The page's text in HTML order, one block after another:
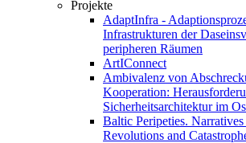
Projekte
AdaptInfra -
Infrastrukturen der
peripheren Räumen
ArtIConnect
Ambivalenz von
Kooperation:
Sicherheitsarchitektur im
Baltic Peripeties.
Revolutions and